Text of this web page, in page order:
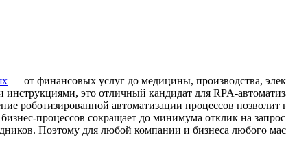
— от финансовых услуг до медицины, производства,
это отличный кандидат для RPA-
роботизированной автоматизации процессов позволит
процессов сокращает до минимума отклик на
Поэтому для любой компании и бизнеса любого